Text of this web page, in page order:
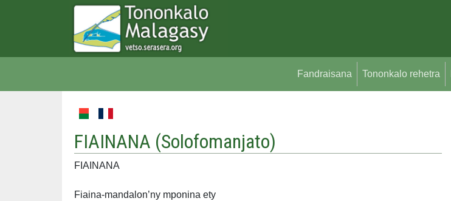
Fandraisana Tononkalo rehetra
FIAINANA (Solofomanjato)
FIAINANA
Fiaina-mandalon’ny mponina ety